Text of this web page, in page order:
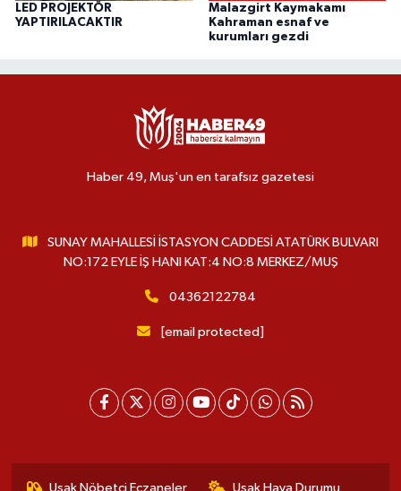
LED PROJEKTÖR
YAPTIRILACAKTIR
Malazgirt Kaymakamı
Kahraman esnaf ve
kurumları gezdi
Haber 49, Muş'un en tarafsız gazetesi
SUNAY MAHALLESİ İSTASYON CADDESİ ATATÜRK BULVARI
NO:172 EYLE İŞ HANI KAT:4 NO:8 MERKEZ/MUŞ
04362122784
[email protected]
Uşak Nöbetçi Eczaneler Uşak Hava Durumu